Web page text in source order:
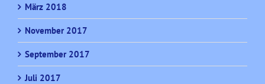
März 2018
November 2017
September 2017
Juli 2017